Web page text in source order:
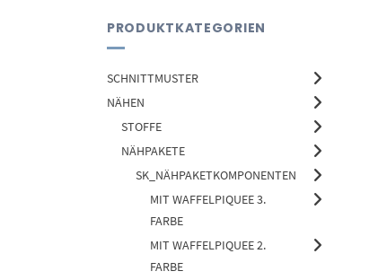
PRODUKTKATEGORIEN
SCHNITTMUSTER
NÄHEN
STOFFE
NÄHPAKETE
SK_NÄHPAKETKOMPONENTEN
MIT WAFFELPIQUEE 3.
FARBE
MIT WAFFELPIQUEE 2.
FARBE